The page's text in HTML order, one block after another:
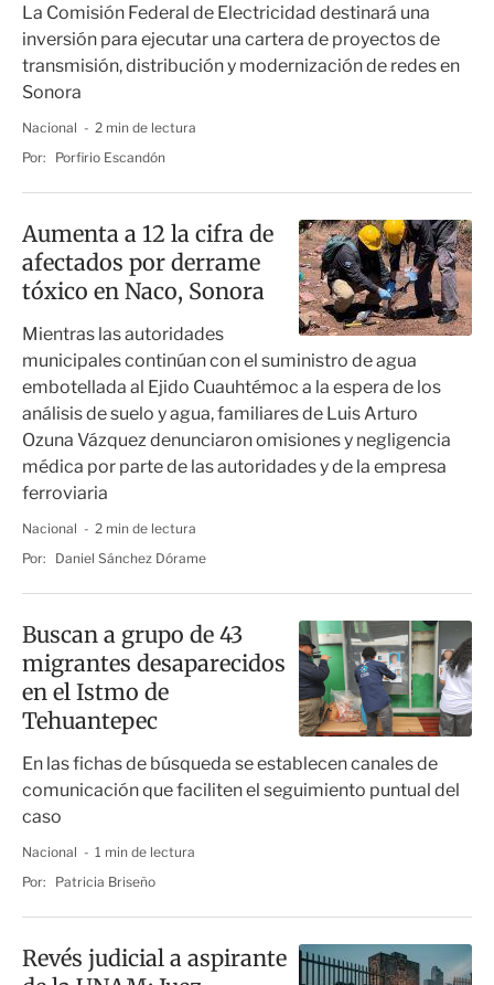
La Comisión Federal de Electricidad destinará una
inversión para ejecutar una cartera de proyectos de
transmisión, distribución y modernización de redes en
Sonora
Nacional
2 min de lectura
Por:
Porfirio Escandón
Aumenta a 12 la cifra de
afectados por derrame
tóxico en Naco, Sonora
Mientras las autoridades
municipales continúan con el suministro de agua
embotellada al Ejido Cuauhtémoc a la espera de los
análisis de suelo y agua, familiares de Luis Arturo
Ozuna Vázquez denunciaron omisiones y negligencia
médica por parte de las autoridades y de la empresa
ferroviaria
Nacional
2 min de lectura
Por:
Daniel Sánchez Dórame
Buscan a grupo de 43
migrantes desaparecidos
en el Istmo de
Tehuantepec
En las fichas de búsqueda se establecen canales de
comunicación que faciliten el seguimiento puntual del
caso
Nacional
1 min de lectura
Por:
Patricia Briseño
Revés judicial a aspirante